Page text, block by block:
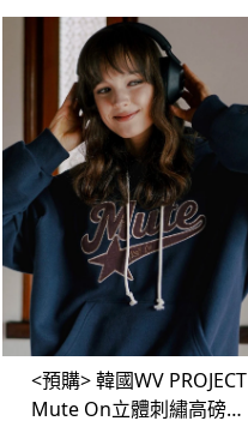
<預購> 韓國WV PROJECT
Mute On立體刺繡高磅刷